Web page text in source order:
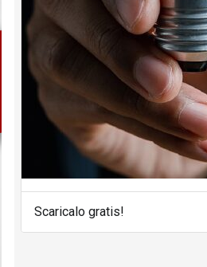
Scaricalo gratis!